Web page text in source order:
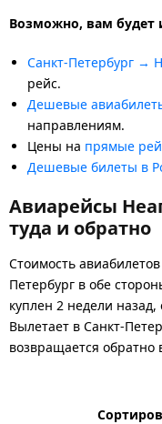
Возможно, вам будет
Санкт-Петербург →
рейс.
Дешевые
направлениям.
Цены на прямые
Дешевые билеты в
Авиарейсы
туда и обратно
Стоимость
Петербург в обе
куплен 2 недели назад,
Вылетает в Санкт-
возвращается обратно